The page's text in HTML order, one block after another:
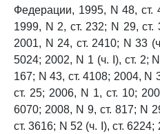
Федерации, 1995, N 48, ст.
1999, N 2, ст. 232; N 29,
2001, N 24, ст. 2410; N 33
5024; 2002, N 1 (ч. I), ст. 2;
167; N 43, ст. 4108; 2004, N
ст. 25; 2006, N 1, ст. 10;
6070; 2008, N 9, ст. 817; N
ст. 3616; N 52 (ч. I), ст.